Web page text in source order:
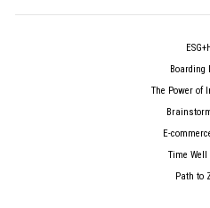
Boarding
The Power of
E-
Time Well
Path to